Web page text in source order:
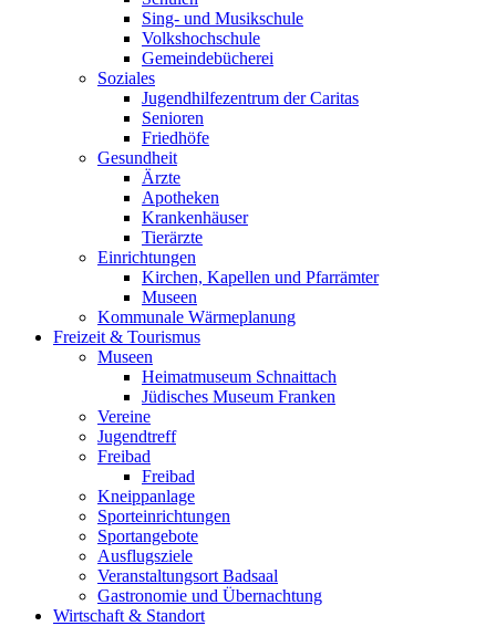
Sing- und Musikschule
Volkshochschule
Gemeindebücherei
Soziales
Jugendhilfezentrum der Caritas
Senioren
Friedhöfe
Gesundheit
Ärzte
Apotheken
Krankenhäuser
Tierärzte
Einrichtungen
Kirchen, Kapellen und Pfarrämter
Museen
Kommunale Wärmeplanung
Freizeit & Tourismus
Museen
Heimatmuseum Schnaittach
Jüdisches Museum Franken
Vereine
Jugendtreff
Freibad
Freibad
Kneippanlage
Sporteinrichtungen
Sportangebote
Ausflugsziele
Veranstaltungsort Badsaal
Gastronomie und Übernachtung
Wirtschaft & Standort